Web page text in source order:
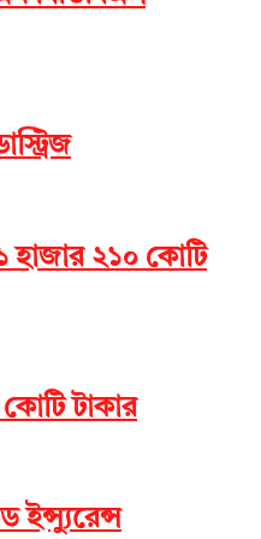
২১০ কোটি
টাকার
ইন্স্যুরেন্স